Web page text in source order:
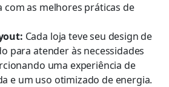
com as melhores práticas de
Cada loja teve seu design de
para atender às necessidades
uma experiência de
e um uso otimizado de energia.